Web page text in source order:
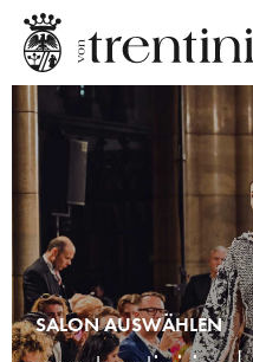
SALON AUSWÄHLEN